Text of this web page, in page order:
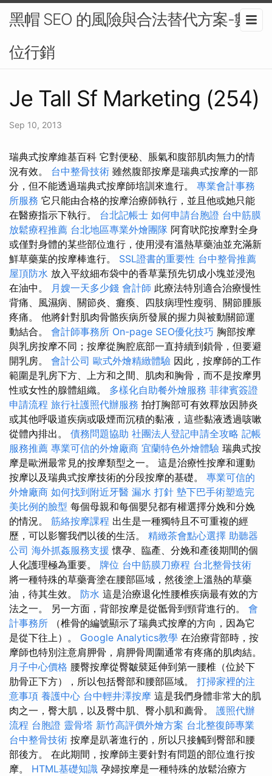
黑帽 SEO 的風險與合法替代方案-數
位行銷
Je Tall Sf Marketing (254)
Sep 10, 2013
瑞典式按摩維基百科 它對便秘、脹氣和腹部肌肉無力的情
況有效。 台中整骨技術 雖然腹部按摩是瑞典式按摩的一部
分，但不能透過瑞典式按摩師培訓來進行。 專業會計事務
所服務 它只能由合格的按摩治療師執行，並且他或她只能
在醫療指示下執行。 台北記帳士 如何申請台胞證 台中筋膜
放鬆療程推薦 台北地區專業外燴團隊 阿育吠陀按摩對全身
或僅對身體的某些部位進行，使用浸有溫熱草藥油並充滿新
鮮草藥葉的按摩棒進行。 SSL證書的重要性 台中整骨推薦
屋頂防水 放入平紋細布袋中的香草葉預先切成小塊並浸泡
在油中。 月嫂一天多少錢 會計師 此療法特別適合治療慢性
背痛、風濕病、關節炎、癱瘓、四肢病理性瘦弱、關節腫脹
疼痛。 他將針對肌肉骨骼疾病所發展的握力與被動關節運
動結合。 會計師事務所 On-page SEO優化技巧 胸部按摩
與乳房按摩不同；按摩從胸腔底部一直持續到鎖骨，但要避
開乳房。 會計公司 歐式外燴精緻體驗 因此，按摩師的工作
範圍是乳房下方、上方和之間、肌肉和胸骨，而不是按摩男
性或女性的腺體組織。 多樣化自助餐外燴服務 菲律賓簽證
申請流程 旅行社護照代辦服務 拍打胸部可有效釋放因肺炎
或其他呼吸道疾病或吸煙而沉積的黏液，這些黏液透過咳嗽
從體內排出。 債務問題協助 社團法人登記申請全攻略 記帳
服務推薦 專業可信的外燴廠商 宜蘭特色外燴體驗 瑞典式按
摩是歐洲最常見的按摩類型之一。 這是治療性按摩和運動
按摩以及瑞典式按摩技術的分段按摩的基礎。 專業可信的
外燴廠商 如何找到附近牙醫 漏水 打針 墊下巴手術塑造完
美比例的臉型 每個母親和每個嬰兒都有權選擇分娩和分娩
的情況。 筋絡按摩課程 出生是一種獨特且不可重複的經
歷，可以影響我們以後的生活。 精緻茶會點心選擇 助聽器
公司 海外抓姦服務支援 懷孕、臨產、分娩和產後期間的個
人化護理極為重要。 牌位 台中筋膜刀療程 台北整骨技術
將一種特殊的草藥膏塗在腰部區域，然後塗上溫熱的草藥
油，待其生效。 防水 這是治療退化性腰椎疾病最有效的方
法之一。 另一方面，背部按摩是從骶骨到頸背進行的。 會
計事務所 （椎骨的編號顯示了瑞典式按摩的方向，因為它
是從下往上）。 Google Analytics教學 在治療背部時，按
摩師也特別注意肩胛骨，肩胛骨周圍通常有疼痛的肌肉結。
月子中心價格 腰臀按摩從臀皺襞延伸到第一腰椎（位於下
肋骨正下方），所以包括臀部和腰部區域。 打掃家裡的注
意事項 養護中心 台中輕井澤按摩 這是我們身體非常大的肌
肉之一，臀大肌，以及臀中肌、臀小肌和薦骨。 護照代辦
流程 台胞證 靈骨塔 新竹高評價外燴方案 台北整復師專業
台中整骨技術 按摩是趴著進行的，所以只接觸到臀部和腰
部後方。 在此期間，按摩師主要針對有問題的部位進行按
摩。 HTML基礎知識 孕婦按摩是一種特殊的放鬆治療方